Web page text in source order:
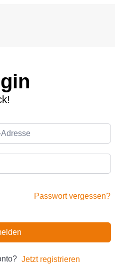
Passwort vergessen?
Jetzt registrieren